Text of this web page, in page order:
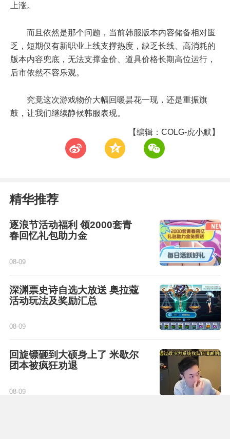
上涨。
而且依然是那个问题，当前韩服版本内容储备相对匮
乏，短期仅有新职业上线支撑热度，缺乏长线、高消耗的
版本内容兜底，无法支撑金价、道具价格长期高位运行，
后市依然不容乐观。
究竟这次游戏物价大幅回暖昙花一现，还是重振旗
鼓，让我们继续静候韩服表现。
【编辑：COLG-虎小默】
t z w
精华推荐
逐浪节活动福利 领2000套青
春回忆礼包助力金
08-09
深渊票史诗自选大放送 奥拉蔻
活动玩法及奖励汇总
08-09
回旋镖砸到大硕身上了 米歇尔
团本被疯狂劝退
08-09